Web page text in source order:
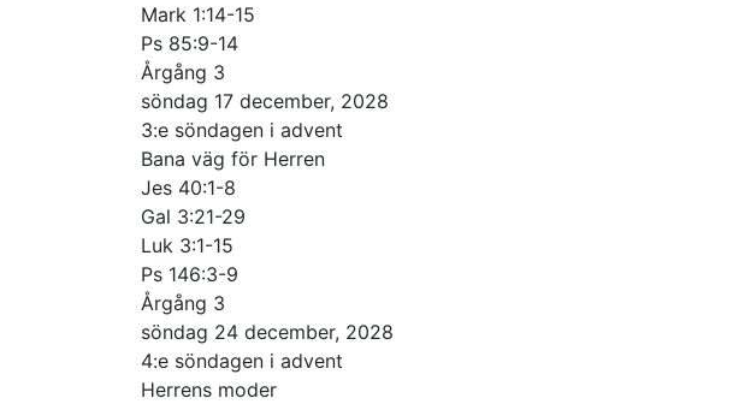
Mark 1:14-15
Ps 85:9-14
Årgång 3
söndag 17 december, 2028
3:e söndagen i advent
Bana väg för Herren
Jes 40:1-8
Gal 3:21-29
Luk 3:1-15
Ps 146:3-9
Årgång 3
söndag 24 december, 2028
4:e söndagen i advent
Herrens moder